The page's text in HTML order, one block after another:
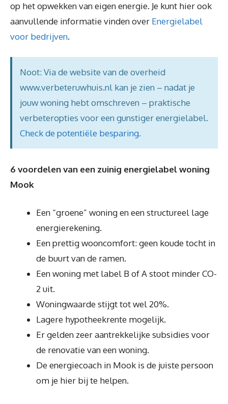
op het opwekken van eigen energie. Je kunt hier ook
aanvullende informatie vinden over Energielabel
voor bedrijven.
Noot: Via de website van de overheid
www.verbeteruwhuis.nl kan je zien – nadat je
jouw woning hebt omschreven – praktische
verbeteropties voor een gunstiger energielabel.
Check de potentiële besparing.
6 voordelen van een zuinig energielabel woning
Mook
Een “groene” woning en een structureel lage
energierekening.
Een prettig wooncomfort: geen koude tocht in
de buurt van de ramen.
Een woning met label B of A stoot minder CO-
2 uit.
Woningwaarde stijgt tot wel 20%.
Lagere hypotheekrente mogelijk.
Er gelden zeer aantrekkelijke subsidies voor
de renovatie van een woning.
De energiecoach in Mook is de juiste persoon
om je hier bij te helpen.